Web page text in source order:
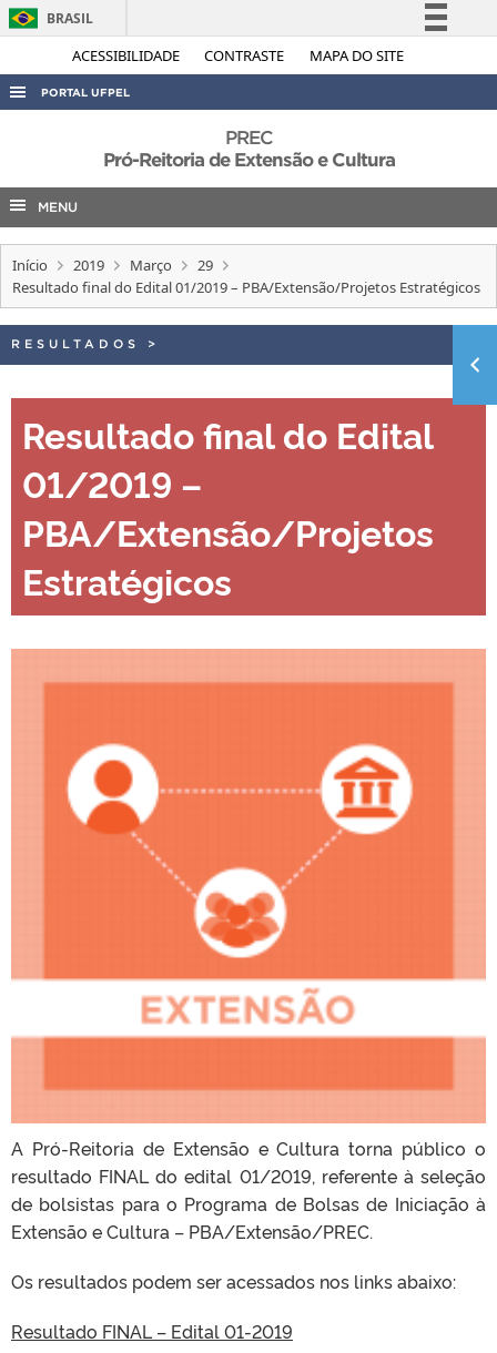
ACESSIBILIDADE CONTRASTE MAPA DO SITE
BRASIL
Simplifique!
Acesso à informação
Legislação
PORTAL UFPEL
AUDITORIA
COBALTO
CONCURSOS
EDITAIS
TELEFONES
PREC
Pró-Reitoria de Extensão e Cultura
MENU
Início 2019 Março
29
Resultado final do Edital 01/2019 – PBA/Extensão/Projetos Estratégicos
RESULTADOS >
Resultado final do Edital
01/2019 –
PBA/Extensão/Projetos
Estratégicos
A Pró-Reitoria de Extensão e Cultura torna público o
resultado FINAL do edital 01/2019, referente à seleção
de bolsistas para o Programa de Bolsas de Iniciação à
Extensão e Cultura – PBA/Extensão/PREC.
Os resultados podem ser acessados nos links abaixo:
Resultado FINAL – Edital 01-2019